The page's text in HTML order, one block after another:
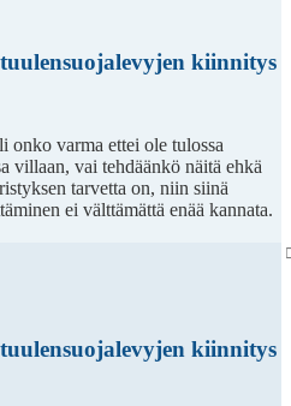
kiinnitys
onko varma ettei ole tulossa
villaan, vai tehdäänkö näitä ehkä
tarvetta on, niin siinä
ei välttämättä enää kannata.
kiinnitys